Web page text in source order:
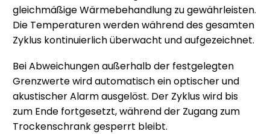
gleichmäßige Wärmebehandlung zu gewährleisten.
Die Temperaturen werden während des gesamten
Zyklus kontinuierlich überwacht und aufgezeichnet.
Bei Abweichungen außerhalb der festgelegten
Grenzwerte wird automatisch ein optischer und
akustischer Alarm ausgelöst. Der Zyklus wird bis
zum Ende fortgesetzt, während der Zugang zum
Trockenschrank gesperrt bleibt.